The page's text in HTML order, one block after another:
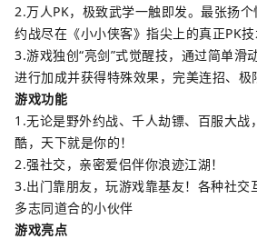
2.万人PK，极致武学一触即发。最张扬
约战尽在《小小侠客》指尖上的真正PK技
3.游戏独创“亮剑”式觉醒技，通过简单滑
进行加成并获得特殊效果，完美连招、极
游戏功能
1.无论是野外约战、千人劫镖、百服大战
酷，天下就是你的！
2.强社交，亲密爱侣伴你浪迹江湖！
3.出门靠朋友，玩游戏靠基友！各种社交
多志同道合的小伙伴
游戏亮点